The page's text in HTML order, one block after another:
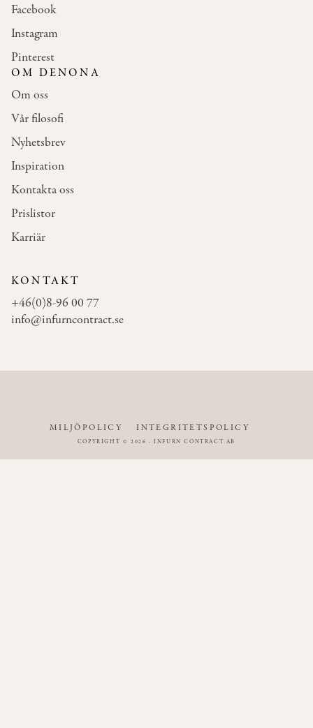
Facebook
Instagram
Pinterest
OM DENONA
Om oss
Vår filosofi
Nyhetsbrev
Inspiration
Kontakta oss
Prislistor
Karriär
KONTAKT
+46(0)8-96 00 77
info@infurncontract.se
MILJÖPOLICY INTEGRITETSPOLICY
COPYRIGHT © 2026 - INFURN CONTRACT AB